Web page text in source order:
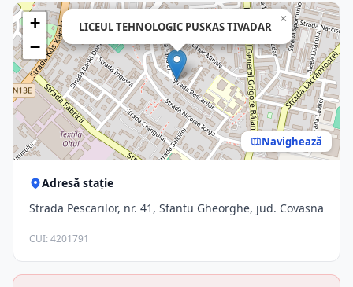
LICEUL TEHNOLOGIC PUSKAS TIVADAR
×
+
−
Navighează
Adresă stație
Strada Pescarilor, nr. 41, Sfantu Gheorghe, jud. Covasna
CUI: 4201791